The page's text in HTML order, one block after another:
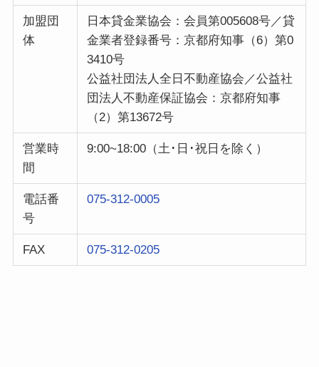
加盟団
体
日本貸金業協会：会員第005608号／貸
金業者登録番号：京都府知事（6）第0
3410号
公益社団法人全日不動産協会／公益社
団法人不動産保証協会：京都府知事
（2）第13672号
営業時
間
9:00~18:00（土･日･祝日を除く）
電話番
号
075-312-0005
FAX 075-312-0205